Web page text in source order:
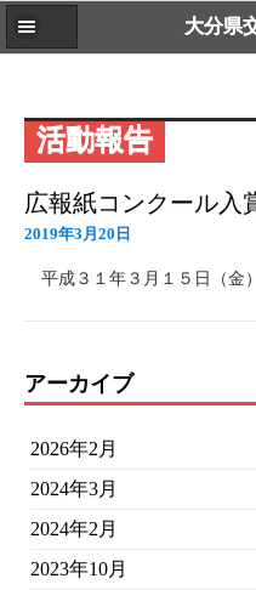
大分県
活動報告
広報紙コンクール入
2019年3月20日
平成３１年３月１５日（金
アーカイブ
2026年2月
2024年3月
2024年2月
2023年10月